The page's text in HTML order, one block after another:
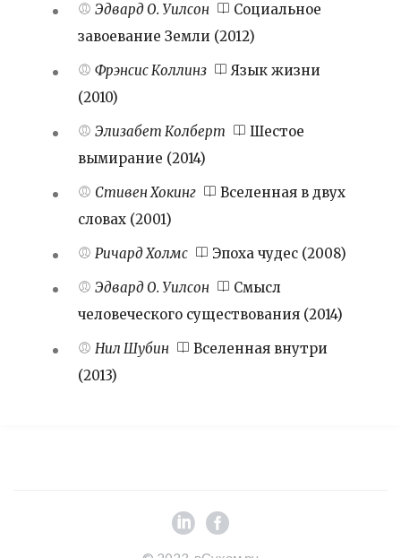
Эдвард О. Уилсон
Социальное
завоевание Земли (2012)
Фрэнсис Коллинз
Язык жизни
(2010)
Элизабет Колберт
Шестое
вымирание (2014)
Стивен Хокинг
Вселенная в двух
словах (2001)
Ричард Холмс
Эпоха чудес (2008)
Эдвард О. Уилсон
Смысл
человеческого существования (2014)
Нил Шубин
Вселенная внутри
(2013)